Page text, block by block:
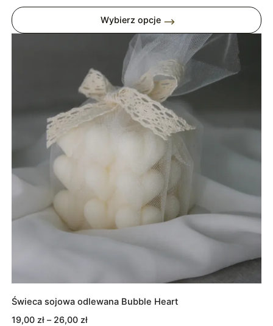
Wybierz opcje
Świeca sojowa odlewana Bubble Heart
19,00 zł – 26,00 złZakres